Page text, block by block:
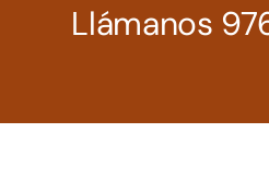
Llámanos